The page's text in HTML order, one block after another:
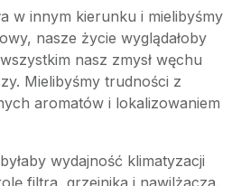
w innym kierunku i mielibyśmy
nasze życie wyglądałoby
nasz zmysł węchu
Mielibyśmy trudności z
aromatów i lokalizowaniem
wydajność klimatyzacji